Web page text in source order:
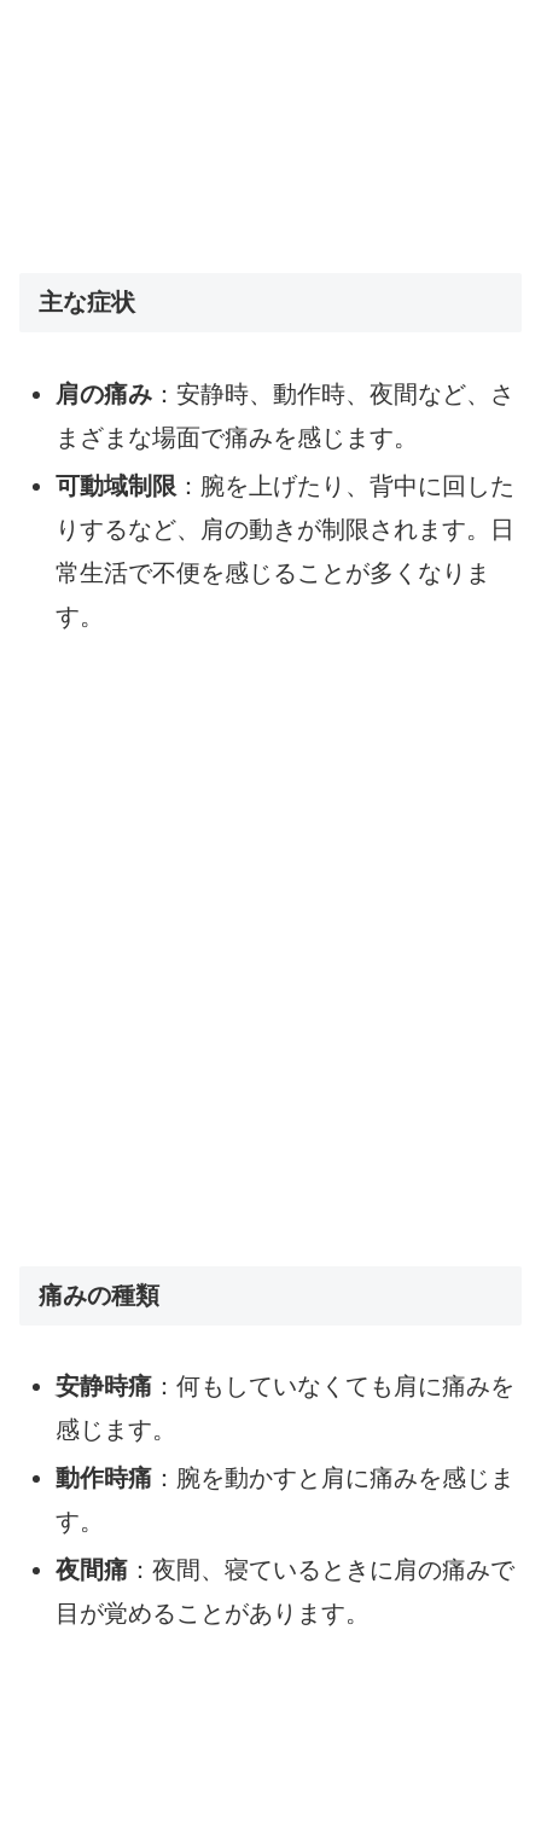
主な症状
肩の痛み ：安静時、動作時、夜間など、さ
まざまな場面で痛みを感じます。
可動域制限 ：腕を上げたり、背中に回した
りするなど、肩の動きが制限されます。日
常生活で不便を感じることが多くなりま
す。
痛みの種類
安静時痛 ：何もしていなくても肩に痛みを
感じます。
動作時痛 ：腕を動かすと肩に痛みを感じま
す。
夜間痛 ：夜間、寝ているときに肩の痛みで
目が覚めることがあります。